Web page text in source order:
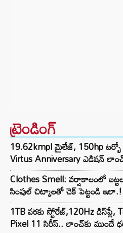
ట్రెండింగ్‌
19.62kmpl మైలేజ్, 150hp
Virtus Anniversary ఎడిషన్
Clothes Smell: వర్షాకాలంలో
సింపుల్ చిట్కాలతో చెక్ పెట్టండి ఇలా.!
1TB వరకు స్టోరేజ్,120Hz
Pixel 11 సిరీస్.. లాంచ్⁭కు ముందే